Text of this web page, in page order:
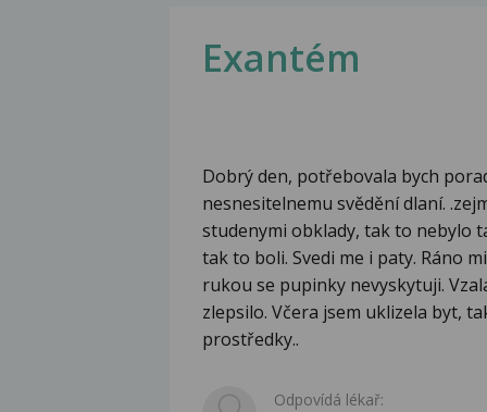
Exantém
Dobrý den, potřebovala bych
nesnesitelnemu svědění dlaní.
studenymi obklady, tak to nebylo
tak to boli. Svedi me i paty. Ráno
rukou se pupinky nevyskytuji.
zlepsilo. Včera jsem uklizela byt,
prostředky..
Odpovídá lékař: